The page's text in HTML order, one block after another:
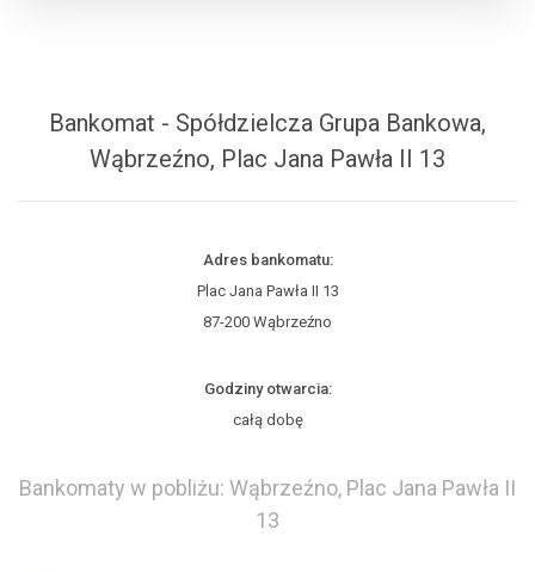
Bankomat - Spółdzielcza Grupa Bankowa,
Wąbrzeźno, Plac Jana Pawła II 13
Adres bankomatu:
Plac Jana Pawła II 13
87-200 Wąbrzeźno
Godziny otwarcia:
całą dobę
Bankomaty w pobliżu: Wąbrzeźno, Plac Jana Pawła II
13